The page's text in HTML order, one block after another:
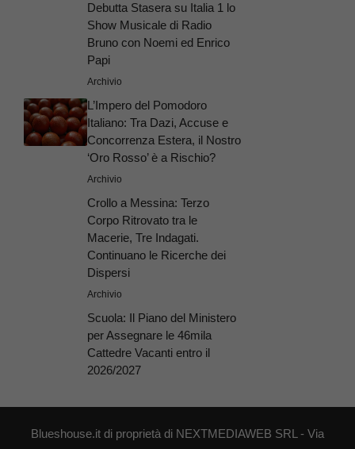
Debutta Stasera su Italia 1 lo
Show Musicale di Radio
Bruno con Noemi ed Enrico
Papi
Archivio
L’Impero del Pomodoro
Italiano: Tra Dazi, Accuse e
Concorrenza Estera, il Nostro
‘Oro Rosso’ è a Rischio?
Archivio
Crollo a Messina: Terzo
Corpo Ritrovato tra le
Macerie, Tre Indagati.
Continuano le Ricerche dei
Dispersi
Archivio
Scuola: Il Piano del Ministero
per Assegnare le 46mila
Cattedre Vacanti entro il
2026/2027
Blueshouse.it di proprietà di NEXTMEDIAWEB SRL - Via